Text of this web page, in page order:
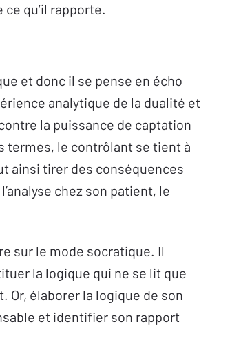
qu’il rapporte.
et donc il se pense en écho
analytique de la dualité et
la puissance de captation
termes, le contrôlant se tient à
ainsi tirer des conséquences
chez son patient, le
sur le mode socratique. Il
la logique qui ne se lit que
Or, élaborer la logique de son
et identifier son rapport